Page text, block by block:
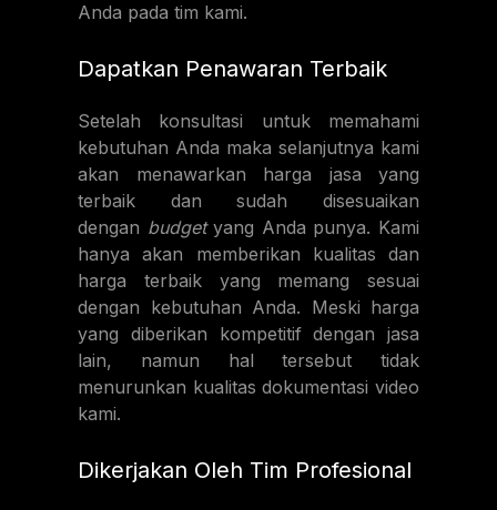
Anda pada tim kami.
Dapatkan Penawaran Terbaik
Setelah konsultasi untuk memahami
kebutuhan Anda maka selanjutnya kami
akan menawarkan harga jasa yang
terbaik dan sudah disesuaikan
dengan budgetyang Anda punya. Kami
hanya akan memberikan kualitas dan
harga terbaik yang memang sesuai
dengan kebutuhan Anda. Meski harga
yang diberikan kompetitif dengan jasa
lain, namun hal tersebut tidak
menurunkan kualitas dokumentasi video
kami.
Dikerjakan Oleh Tim Profesional